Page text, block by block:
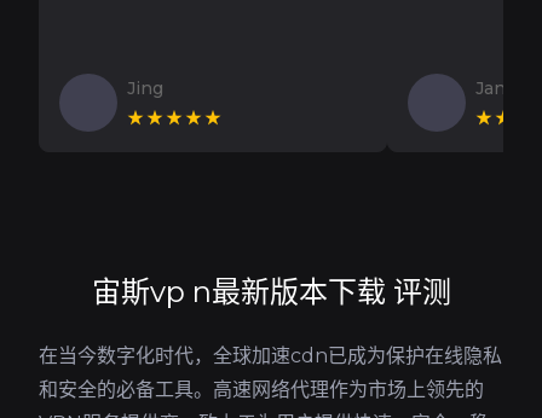
Jing
★★★★★
Jan V
宙斯vp n最新版本下载 评测
在当今数字化时代，全球加速cdn已成为保护在线隐私
和安全的必备工具。高速网络代理作为市场上领先的